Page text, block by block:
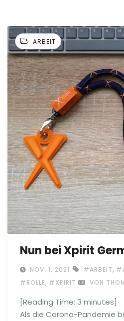
ARBEIT
Nun bei Xpirit
NOV. 1, 2021 #ARBEIT,
#ROLLE, #XPIRIT VON
[Reading Time: 3 minutes]
Als die Corona-Pandemie